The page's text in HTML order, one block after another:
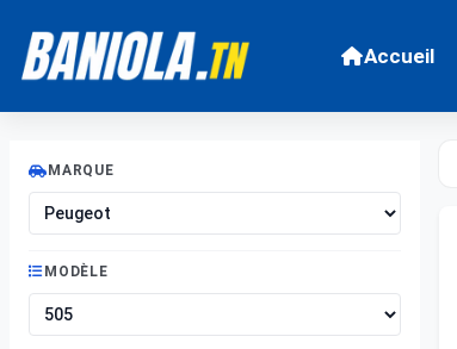
Accueil
MARQUE
MODÈLE